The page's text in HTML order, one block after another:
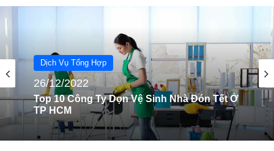
Dịch Vụ Tổng Hợp
25/08/2022
Top 10 Trung Tâm Giúp Việc Nhà Uy Tín Tại
Hà Nội